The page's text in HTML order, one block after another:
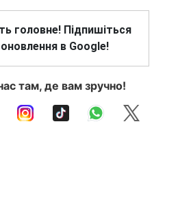
головне! Підпишіться
в Google!
там, де вам зручно!